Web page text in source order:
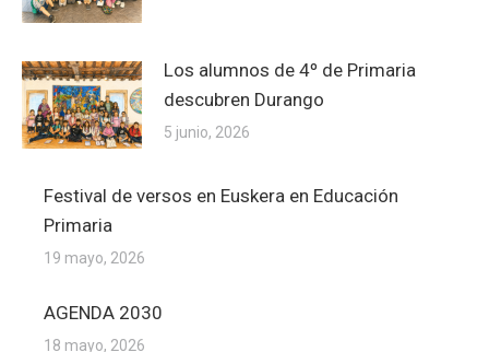
Los alumnos de 4º de Primaria
descubren Durango
5 junio, 2026
Festival de versos en Euskera en Educación
Primaria
19 mayo, 2026
AGENDA 2030
18 mayo, 2026